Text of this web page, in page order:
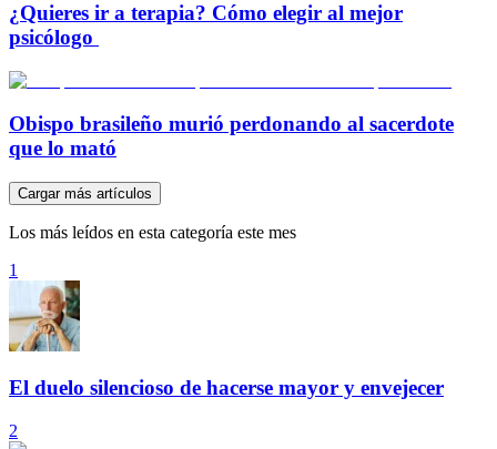
¿Quieres ir a terapia? Cómo elegir al mejor
psicólogo
Obispo brasileño murió perdonando al sacerdote
que lo mató
Cargar más artículos
Los más leídos en esta categoría este mes
1
El duelo silencioso de hacerse mayor y envejecer
2